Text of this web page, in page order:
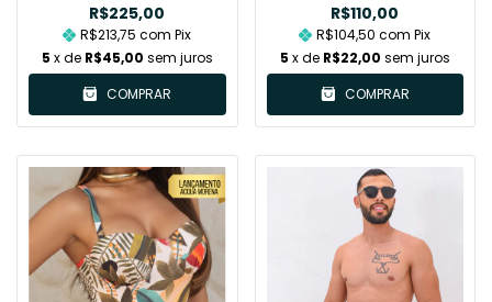
R$225,00
R$213,75com Pix
5 x de R$45,00 sem juros
COMPRAR
R$110,00
R$104,50com Pix
5 x de R$22,00 sem juros
COMPRAR